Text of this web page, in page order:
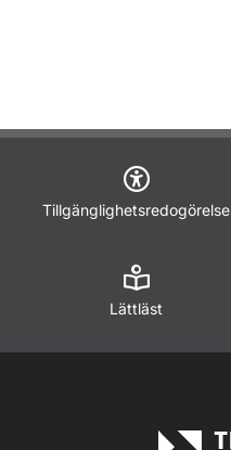
Tillgänglighetsredogörelse
Lättläst